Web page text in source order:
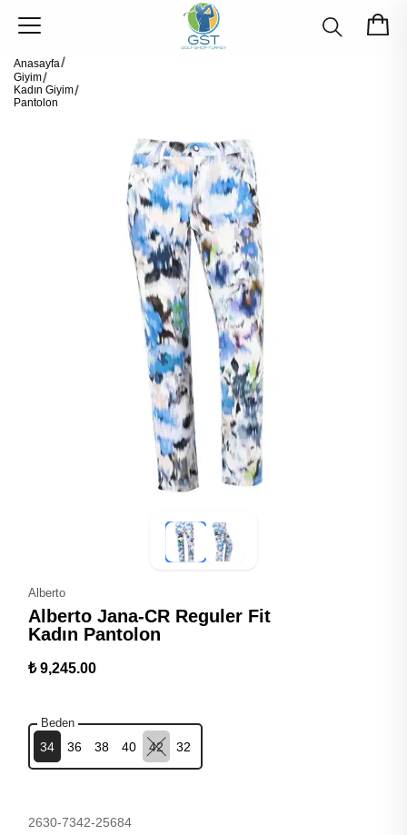
Anasayfa
Giyim
Kadın Giyim
Pantolon
Alberto
Alberto Jana-CR Reguler Fit
Kadın Pantolon
₺ 9,245.00
Beden
34 36 38 40 42 32
2630-7342-25684